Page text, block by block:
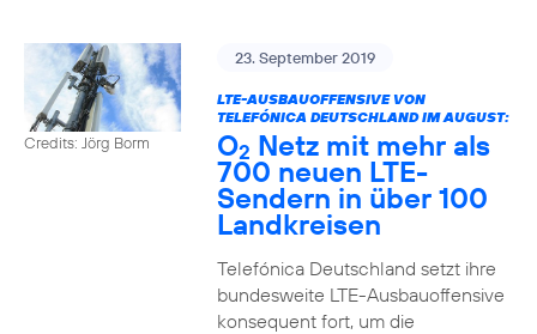
Credits: Jörg Borm
23. September 2019
LTE-AUSBAUOFFENSIVE VON
TELEFÓNICA DEUTSCHLAND IM AUGUST:
O2 Netz mit mehr als
700 neuen LTE-
Sendern in über 100
Landkreisen
Telefónica Deutschland setzt ihre
bundesweite LTE-Ausbauoffensive
konsequent fort, um die